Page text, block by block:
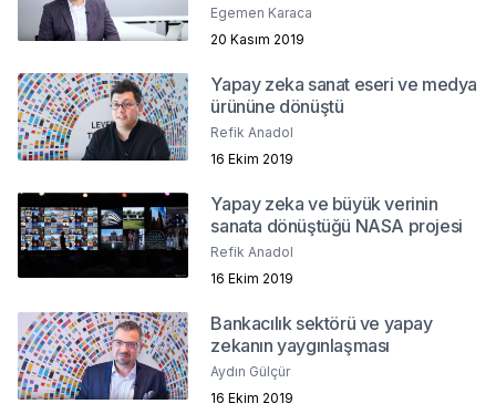
Egemen Karaca
20 Kasım 2019
Yapay zeka sanat eseri ve medya
ürününe dönüştü
Refik Anadol
16 Ekim 2019
Yapay zeka ve büyük verinin
sanata dönüştüğü NASA projesi
Refik Anadol
16 Ekim 2019
Bankacılık sektörü ve yapay
zekanın yaygınlaşması
Aydın Gülçür
16 Ekim 2019